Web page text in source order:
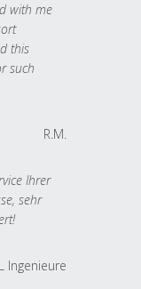
with me
this
such
R.M.
Ihrer
sehr
Ingenieure